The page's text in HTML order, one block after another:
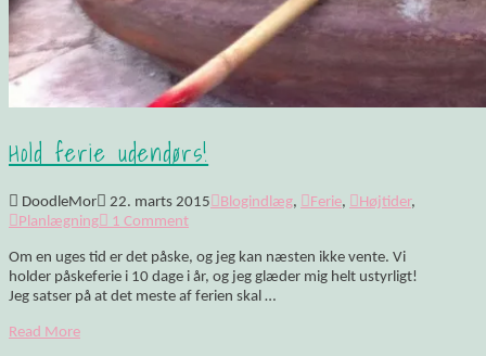
Hold ferie udendørs!
DoodleMor 22. marts 2015 Blogindlæg, Ferie, Højtider,
Planlægning
1 Comment
Om en uges tid er det påske, og jeg kan næsten ikke vente. Vi
holder påskeferie i 10 dage i år, og jeg glæder mig helt ustyrligt!
Jeg satser på at det meste af ferien skal …
Read More